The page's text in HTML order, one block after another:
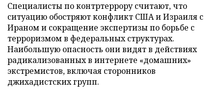
Специалисты по контртеррору считают, что
ситуацию обостряют конфликт США и Израиля с
Ираном и сокращение экспертизы по борьбе с
терроризмом в федеральных структурах.
Наибольшую опасность они видят в действиях
радикализованных в интернете «домашних»
экстремистов, включая сторонников
джихадистских групп.